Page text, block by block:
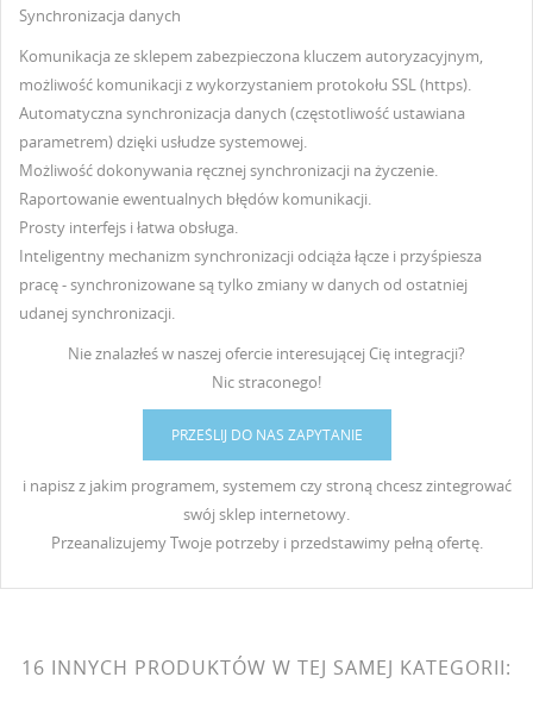
Synchronizacja danych
Komunikacja ze sklepem zabezpieczona kluczem autoryzacyjnym,
możliwość komunikacji z wykorzystaniem protokołu SSL (https).
Automatyczna synchronizacja danych (częstotliwość ustawiana
parametrem) dzięki usłudze systemowej.
Możliwość dokonywania ręcznej synchronizacji na życzenie.
Raportowanie ewentualnych błędów komunikacji.
Prosty interfejs i łatwa obsługa.
Inteligentny mechanizm synchronizacji odciąża łącze i przyśpiesza
pracę - synchronizowane są tylko zmiany w danych od ostatniej
udanej synchronizacji.
Nie znalazłeś w naszej ofercie interesującej Cię integracji?
Nicstraconego!
PRZEŚLIJ DO NAS ZAPYTANIE
i napisz z jakim programem, systemem czy stroną chcesz zintegrować
swój sklep internetowy.
Przeanalizujemy Twoje potrzeby i przedstawimy pełną ofertę.
16 INNYCH PRODUKTÓW W TEJ SAMEJ KATEGORII: